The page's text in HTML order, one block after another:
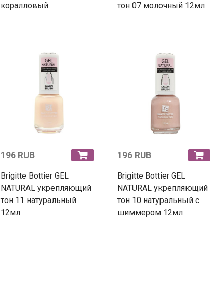
коралловый
тон 07 молочный 12мл
196 RUB
Brigitte Bottier GEL
NATURAL укрепляющий
тон 11 натуральный
12мл
196 RUB
Brigitte Bottier GEL
NATURAL укрепляющий
тон 10 натуральный с
шиммером 12мл